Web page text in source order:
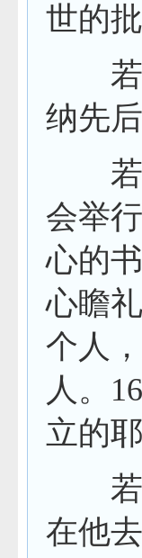
世的批
若望
纳先
若望
会举
心的书
心瞻
个人
人。
立的
若望
在他